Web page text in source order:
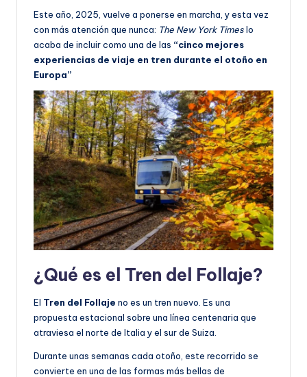
Este año, 2025, vuelve a ponerse en marcha, y esta vez
con más atención que nunca: The New York Timeslo
acaba de incluir como una de las “cinco mejores
experiencias de viaje en tren durante el otoño en
Europa”
¿Qué es el Tren del Follaje?
El Tren del Follaje no es un tren nuevo. Es una
propuesta estacional sobre una línea centenaria que
atraviesa el norte de Italia y el sur de Suiza.
Durante unas semanas cada otoño, este recorrido se
convierte en una de las formas más bellas de